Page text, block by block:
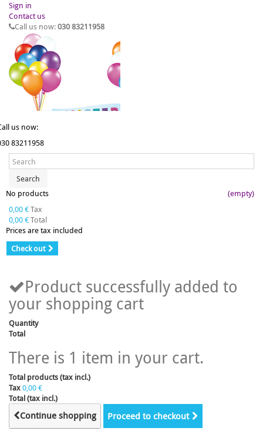
Sign in
Contact us
Call us now:030 83211958
us now:
83211958
Search
(empty)
No products
0,00 €Tax
0,00 €Total
Prices are tax included
Check out
Product successfully added to
your shopping cart
Quantity
Total
There is 1 item in your cart.
Total products (tax incl.)
Tax0,00 €
Total (tax incl.)
Continue shopping Proceed to checkout